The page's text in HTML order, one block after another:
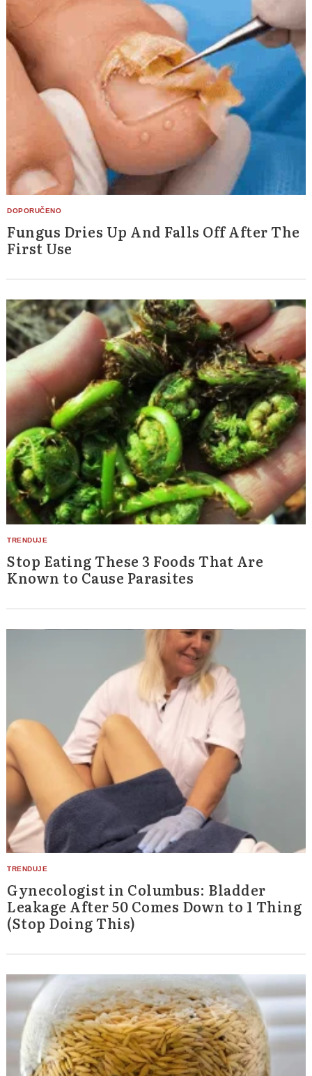
Fungus Dries Up And Falls Off After The
First Use
Stop Eating These 3 Foods That Are
Known to Cause Parasites
Gynecologist in Columbus: Bladder
Leakage After 50 Comes Down to 1 Thing
(Stop Doing This)